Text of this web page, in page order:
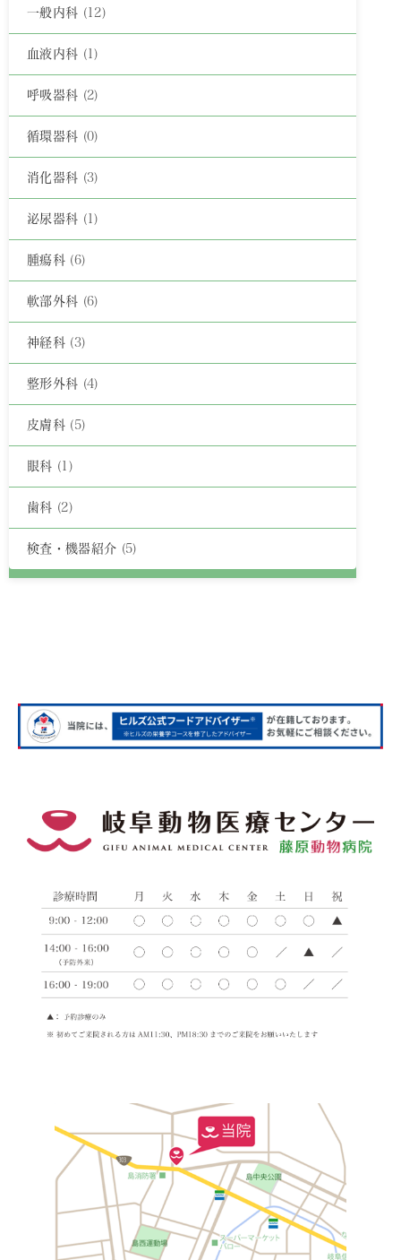
一般内科 (12)
血液内科 (1)
呼吸器科 (2)
循環器科 (0)
消化器科 (3)
泌尿器科 (1)
腫瘍科 (6)
軟部外科 (6)
神経科 (3)
整形外科 (4)
皮膚科 (5)
眼科 (1)
歯科 (2)
検査・機器紹介 (5)